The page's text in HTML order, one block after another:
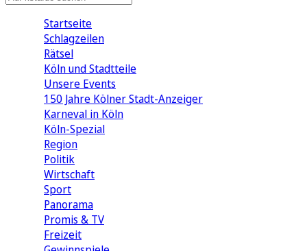
Startseite
Schlagzeilen
Rätsel
Köln und Stadtteile
Unsere Events
150 Jahre Kölner Stadt-Anzeiger
Karneval in Köln
Köln-Spezial
Region
Politik
Wirtschaft
Sport
Panorama
Promis & TV
Freizeit